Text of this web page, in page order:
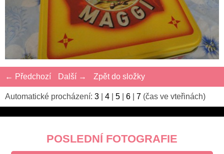
← Předchozí Další → Zpět do složky
Automatické procházení: 3 4 5 6 7 (čas ve vteřinách)
POSLEDNÍ FOTOGRAFIE